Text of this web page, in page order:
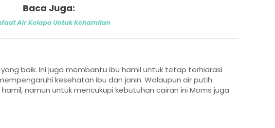
Baca Juga:
Air Kelapa Untuk Kehamilan
baik. Ini juga membantu ibu hamil untuk tetap terhidrasi
kesehatan ibu dan janin. Walaupun air putih
namun untuk mencukupi kebutuhan cairan ini Moms juga